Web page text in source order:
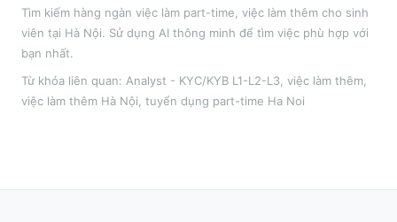
Tìm kiếm hàng ngàn việc làm part-time, việc làm thêm cho sinh
viên tại Hà Nội. Sử dụng AI thông minh để tìm việc phù hợp với
bạn nhất.
Từ khóa liên quan: Analyst - KYC/KYB L1-L2-L3 việc làm thêm
việc làm thêm Hà Nội , tuyển dụng part-time Ha Noi